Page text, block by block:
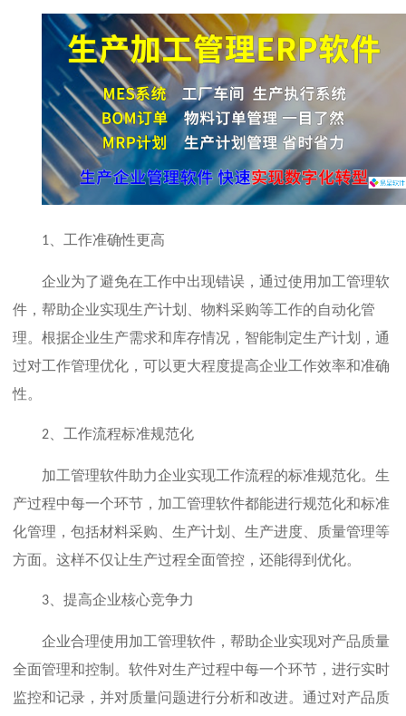
1 、工作准确性更高
企业为了避免在工作中出现错误，通过使用加工管理软
件，帮助企业实现生产计划、物料采购等工作的自动化管
理。根据企业生产需求和库存情况，智能制定生产计划，通
过对工作管理优化，可以更大程度提高企业工作效率和准确
性。
2 、工作流程标准规范化
加工管理软件助力企业实现工作流程的标准规范化。生
产过程中每一个环节，加工管理软件都能进行规范化和标准
化管理，包括材料采购、生产计划、生产进度、质量管理等
方面。这样不仅让生产过程全面管控，还能得到优化。
3 、提高企业核心竞争力
企业合理使用加工管理软件，帮助企业实现对产品质量
全面管理和控制。软件对生产过程中每一个环节，进行实时
监控和记录，并对质量问题进行分析和改进。通过对产品质